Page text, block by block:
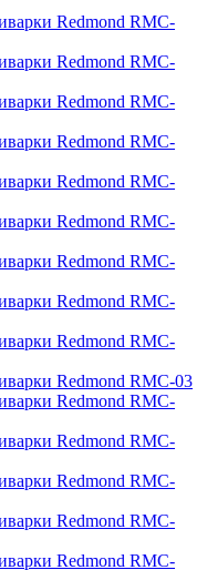
Redmond RMC-
Redmond RMC-
Redmond RMC-
Redmond RMC-
Redmond RMC-
Redmond RMC-
Redmond RMC-
Redmond RMC-
Redmond RMC-
Redmond RMC-03
Redmond RMC-
Redmond RMC-
Redmond RMC-
Redmond RMC-
Redmond RMC-